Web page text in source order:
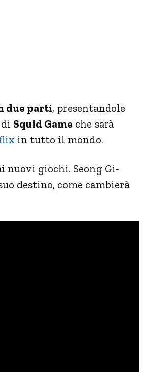
due parti, presentandole
Squid Game che sarà
in tutto il mondo.
nuovi giochi. Seong Gi-
destino, come cambierà